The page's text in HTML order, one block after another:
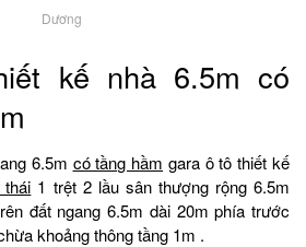
Dương
kế nhà 6.5m có
6.5m có tầng hầm gara ô tô thiết kế
1 trệt 2 lầu sân thượng rộng 6.5m
đất ngang 6.5m dài 20m phía trước
khoảng thông tầng 1m .